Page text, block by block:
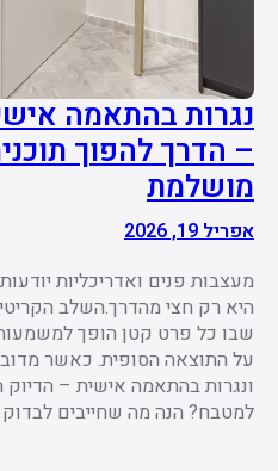
נגרות בהתאמה
– הדרך להפוך
מושלמת
אפריל 19, 2026
מעצבות פנים ואדריכליות
היא רק חצי מהדרך.השלב
שבו כל פרט קטן הופך
על התוצאה הסופית. כאשר
ונגרות בהתאמה אישית – הדיוק
למטבח? הנה מה שחייבים לבדוק